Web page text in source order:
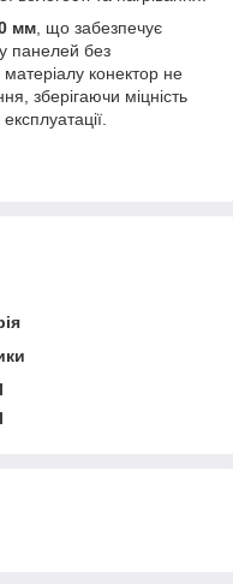
мм , що забезпечує
панелей без
конектор не
зберігаючи міцність